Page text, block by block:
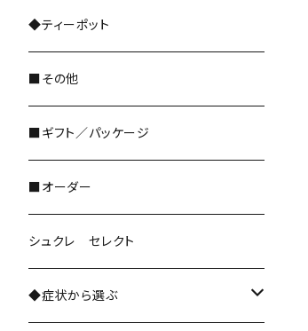
和ハーブ
ドライフルーツ
ハーブパウダー粉末
レギュラーサイズ
◆ティーポット
■その他
■ギフト／パッケージ
■オーダー
シュクレ セレクト
◆症状から選ぶ